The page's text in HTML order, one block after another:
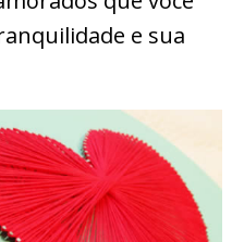
e sua